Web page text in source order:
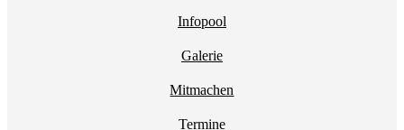
Infopool
Galerie
Mitmachen
Termine